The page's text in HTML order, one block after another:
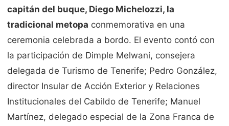
capitán del buque, Diego Michelozzi, la
tradicional metopa conmemorativa en una
ceremonia celebrada a bordo. El evento contó con
la participación de Dimple Melwani, consejera
delegada de Turismo de Tenerife; Pedro González,
director Insular de Acción Exterior y Relaciones
Institucionales del Cabildo de Tenerife; Manuel
Martínez, delegado especial de la Zona Franca de